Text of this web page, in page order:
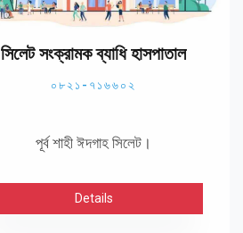
সিলেট সংক্রামক ব্যাধি হাসপাতাল
০৮২১-৭১৬৬০২
পূর্ব শাহী ঈদগাহ সিলেট।
Details